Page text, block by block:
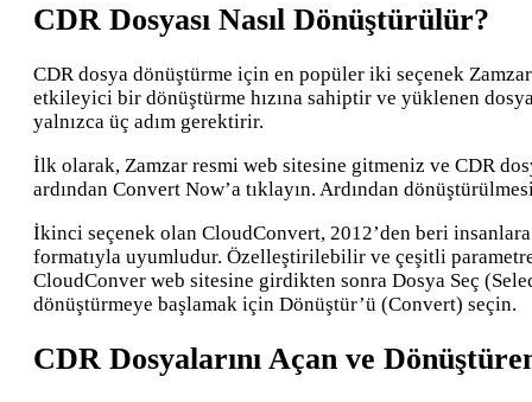
CDR Dosyası Nasıl Dönüştürülür?
CDR dosya dönüştürme için en popüler iki seçenek
etkileyici bir dönüştürme hızına sahiptir ve yüklenen
yalnızca üç adım gerektirir.
İlk olarak, Zamzar resmi web sitesine gitmeniz ve CDR
ardından Convert Now’a tıklayın. Ardından
İkinci seçenek olan CloudConvert, 2012’den beri
formatıyla uyumludur. Özelleştirilebilir ve çeşitli
CloudConver web sitesine girdikten sonra Dosya Seç
dönüştürmeye başlamak için Dönüştür’ü (Convert) seçin.
CDR Dosyalarını Açan ve